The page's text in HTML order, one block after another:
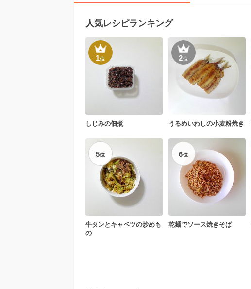
人気レシピランキング
1位
しじみの佃煮
2位
うるめいわしの小麦粉焼き
5位
牛タンとキャベツの炒めも
の
6位
乾麺でソース焼きそば